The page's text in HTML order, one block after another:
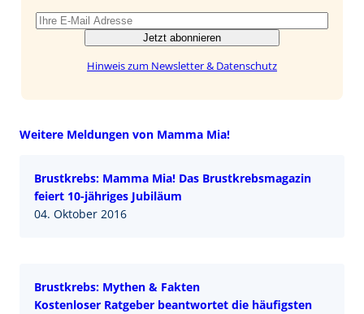
Jetzt abonnieren
Hinweis zum Newsletter & Datenschutz
Weitere Meldungen von Mamma Mia!
Brustkrebs: Mamma Mia! Das Brustkrebsmagazin
feiert 10-jähriges Jubiläum
04. Oktober 2016
Brustkrebs: Mythen & Fakten
Kostenloser Ratgeber beantwortet die häufigsten